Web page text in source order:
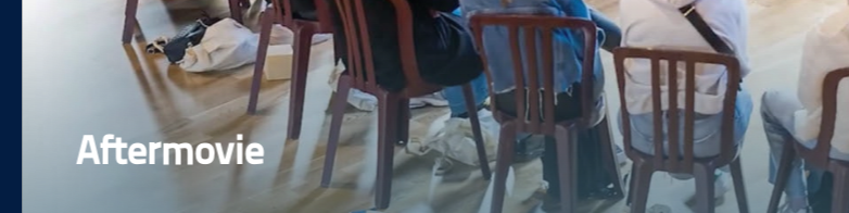
Découvre en vidéo l’organisation de l’enseignement supérieur en
l’organisation de l’enseignement supérieur, tu peux consulter le
d’enseignement supérieur)
ou la section « Enseignement